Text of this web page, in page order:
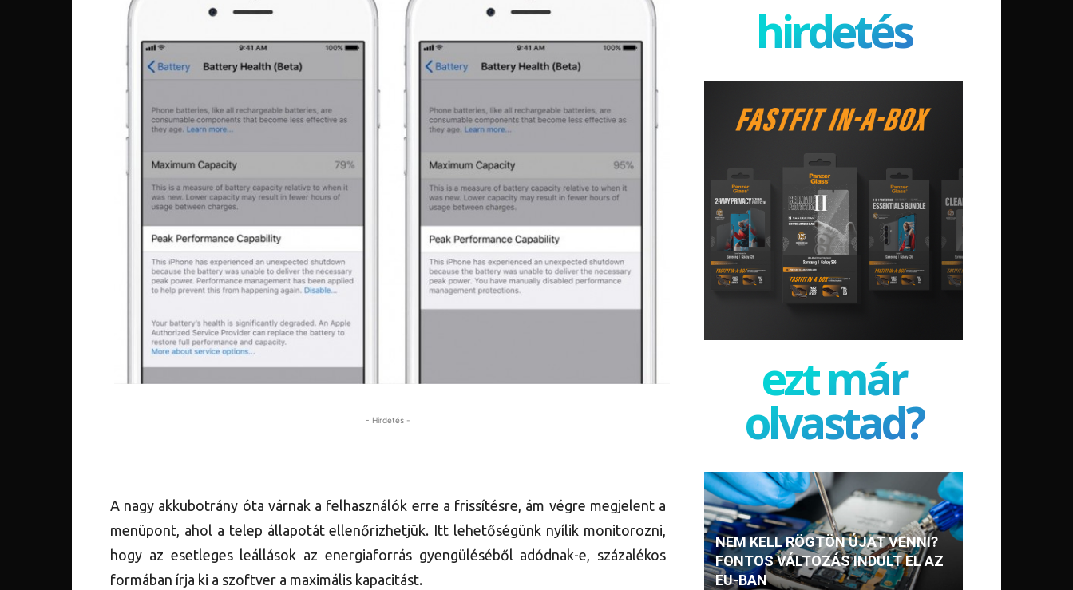
- Hirdetés -
A nagy akkubotrány óta várnak a felhasználók erre a frissítésre, ám végre megjelent a
menüpont, ahol a telep állapotát ellenőrizhetjük. Itt lehetőségünk nyílik monitorozni,
hogy az esetleges leállások az energiaforrás gyengüléséből adódnak-e, százalékos
formában írja ki a szoftver a maximális kapacitást.
hirdetés
ezt már
olvastad?
NEM KELL RÖGTÖN ÚJAT VENNI?
FONTOS VÁLTOZÁS INDULT EL AZ
EU-BAN